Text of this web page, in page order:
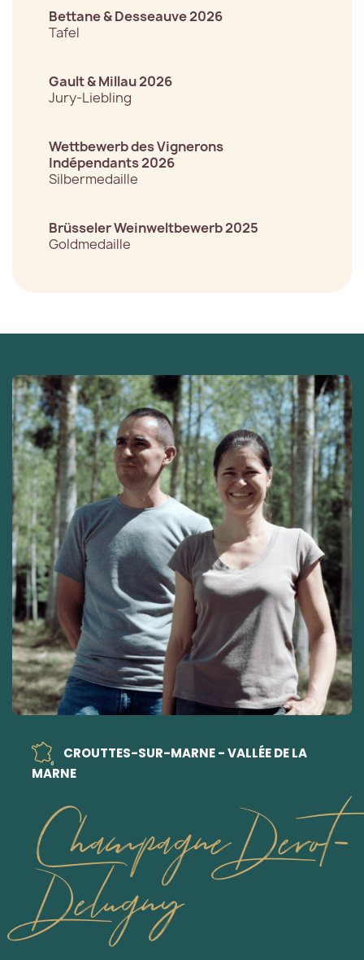
Bettane & Desseauve 2026
Tafel
Gault & Millau 2026
Jury-Liebling
Wettbewerb des Vignerons
Indépendants 2026
Silbermedaille
Brüsseler Weinweltbewerb 2025
Goldmedaille
CROUTTES-SUR-MARNE - VALLÉE DE LA
MARNE
Champagne Derot-
Delugny